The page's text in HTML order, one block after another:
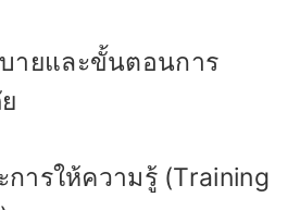
ายและขั้นตอนการ
ารให้ความรู้ (Training